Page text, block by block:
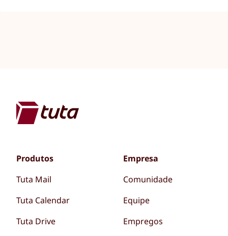
Produtos
Tuta Mail
Tuta Calendar
Tuta Drive
Empresa
Comunidade
Equipe
Empregos